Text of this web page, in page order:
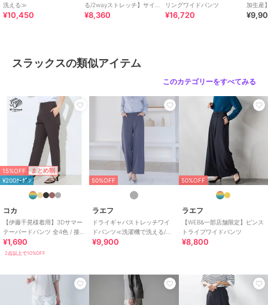
素材
ポリエステル98％ ポリウレタン
お手入れ
洗濯機、漂白不可、タンブル乾燥
不可、自然乾燥、アイロン仕上げ
可、ドライ可、ウエットクリーニ
ポリエステル素材/ 無地
ズストレート
ストレートパンツ/
ミッドライズ
/ハイライズ ライフスタイル
パーティー・結婚式・二次会
レモニー・入学式・卒業式/就活
スラックス
ポリエステル素材/無地
ルー
ズストレート/ワイド・バギー /
ストレートパンツ
ミッドライズ
レモニー・入学式・卒業式
原産国
洗える≫
¥10,450
る/2wayストレッチ】サイロ
スパンギャバワイドパンツ
¥8,360
リングワイドパンツ
¥16,720
加生産
高評価
スラックスの類似アイテム
このカテゴリーをすべてみる
15%OFF まとめ割
¥200ｸｰﾎﾟﾝ
コカ
【伊藤千晃様着用】3Dサマー
テーパードパンツ 全4色 / 接触
冷感・シワになりにくい
¥1,690
2点以上で10%OFF
50%OFF
ラエフ
ドライギャバストレッチワイ
ドパンツ≪洗濯機で洗える/セ
ットアップ対応≫
¥9,900
50%OFF
ラエフ
【WEB&一部店舗限定】ピンス
トライプワイドパンツ
¥8,800